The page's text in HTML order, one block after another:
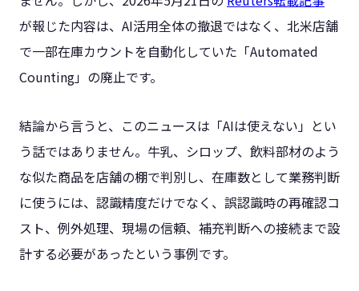
が報じた内容は、AI活用全体の撤退ではなく、北米店舗
で一部在庫カウントを自動化していた「Automated
Counting」の廃止です。
結論から言うと、このニュースは「AIは使えない」とい
う話ではありません。牛乳、シロップ、飲料部材のよう
な似た商品を店舗の棚で判別し、在庫数として業務判断
に使うには、認識精度だけでなく、誤認識時の再確認コ
スト、例外処理、現場の信頼、補充判断への接続まで設
計する必要があったという事例です。